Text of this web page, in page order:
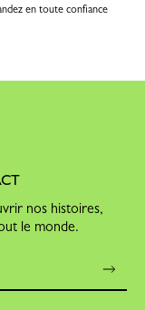
en toute confiance
nos histoires,
le monde.